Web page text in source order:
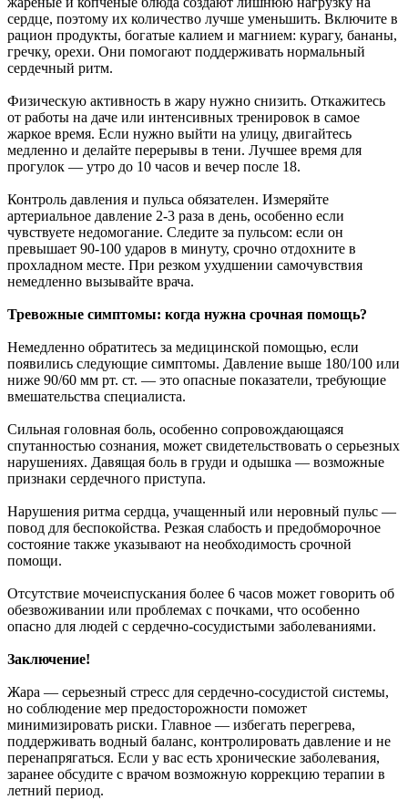
сердце, поэтому их количество лучше уменьшить. Включите в
рацион продукты, богатые калием и магнием: курагу, бананы,
гречку, орехи. Они помогают поддерживать нормальный
сердечный ритм.
Физическую активность в жару нужно снизить. Откажитесь
от работы на даче или интенсивных тренировок в самое
жаркое время. Если нужно выйти на улицу, двигайтесь
медленно и делайте перерывы в тени. Лучшее время для
прогулок — утро до 10 часов и вечер после 18.
Контроль давления и пульса обязателен. Измеряйте
артериальное давление 2-3 раза в день, особенно если
чувствуете недомогание. Следите за пульсом: если он
превышает 90-100 ударов в минуту, срочно отдохните в
прохладном месте. При резком ухудшении самочувствия
немедленно вызывайте врача.
Тревожные симптомы: когда нужна срочная помощь?
Немедленно обратитесь за медицинской помощью, если
появились следующие симптомы. Давление выше 180/100 или
ниже 90/60 мм рт. ст. — это опасные показатели, требующие
вмешательства специалиста.
Сильная головная боль, особенно сопровождающаяся
спутанностью сознания, может свидетельствовать о серьезных
нарушениях. Давящая боль в груди и одышка — возможные
признаки сердечного приступа.
Нарушения ритма сердца, учащенный или неровный пульс —
повод для беспокойства. Резкая слабость и предобморочное
состояние также указывают на необходимость срочной
помощи.
Отсутствие мочеиспускания более 6 часов может говорить об
обезвоживании или проблемах с почками, что особенно
опасно для людей с сердечно-сосудистыми заболеваниями.
Заключение!
Жара — серьезный стресс для сердечно-сосудистой системы,
но соблюдение мер предосторожности поможет
минимизировать риски. Главное — избегать перегрева,
поддерживать водный баланс, контролировать давление и не
перенапрягаться. Если у вас есть хронические заболевания,
заранее обсудите с врачом возможную коррекцию терапии в
летний период.